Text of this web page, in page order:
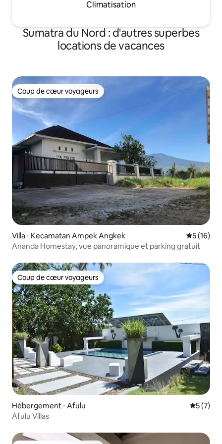
Climatisation
Sumatra du Nord : d'autres superbes
locations de vacances
Coup de cœur voyageurs
Coup de cœur voyageurs
Villa ⋅ Kecamatan Ampek Angkek
5 (16)
Ananda Homestay, vue panoramique et parking gratuit
Coup de cœur voyageurs
Coup de cœur voyageurs
Hébergement ⋅ Afulu
5 (7)
Afulu Villas